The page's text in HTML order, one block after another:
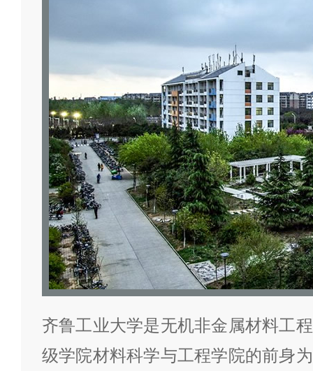
齐鲁工业大学是无机非金属材料工
级学院材料科学与工程学院的前身